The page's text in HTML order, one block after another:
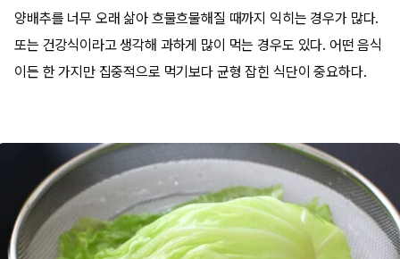
양배추를 너무 오래 삶아 흐물흐물해질 때까지 익히는 경우가 많다.
또는 건강식이라고 생각해 과하게 많이 먹는 경우도 있다. 어떤 음식
이든 한 가지만 집중적으로 먹기보다 균형 잡힌 식단이 중요하다.